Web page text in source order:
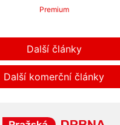
Premium
Další články
Další komerční články